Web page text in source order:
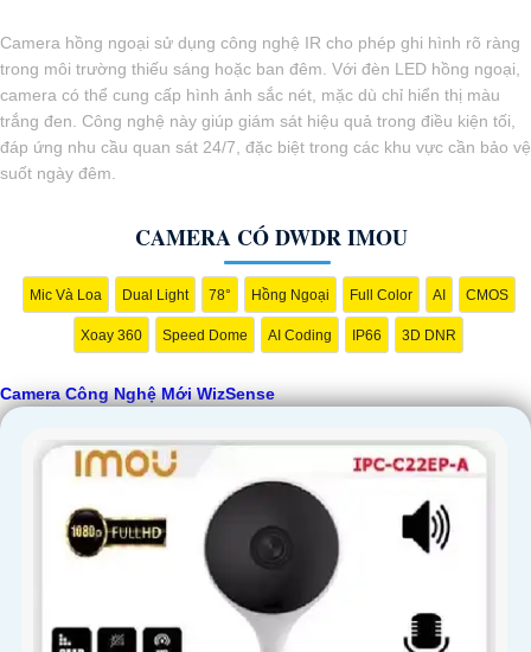
Camera hồng ngoại sử dụng công nghệ IR cho phép ghi hình rõ ràng
trong môi trường thiếu sáng hoặc ban đêm. Với đèn LED hồng ngoại,
camera có thể cung cấp hình ảnh sắc nét, mặc dù chỉ hiển thị màu
trắng đen. Công nghệ này giúp giám sát hiệu quả trong điều kiện tối,
đáp ứng nhu cầu quan sát 24/7, đặc biệt trong các khu vực cần bảo vệ
suốt ngày đêm.
CAMERA CÓ DWDR IMOU
Mic Và Loa Dual Light 78° Hồng Ngoại Full Color AI CMOS
Xoay 360 Speed Dome AI Coding IP66 3D DNR
Camera Công Nghệ Mới WizSense